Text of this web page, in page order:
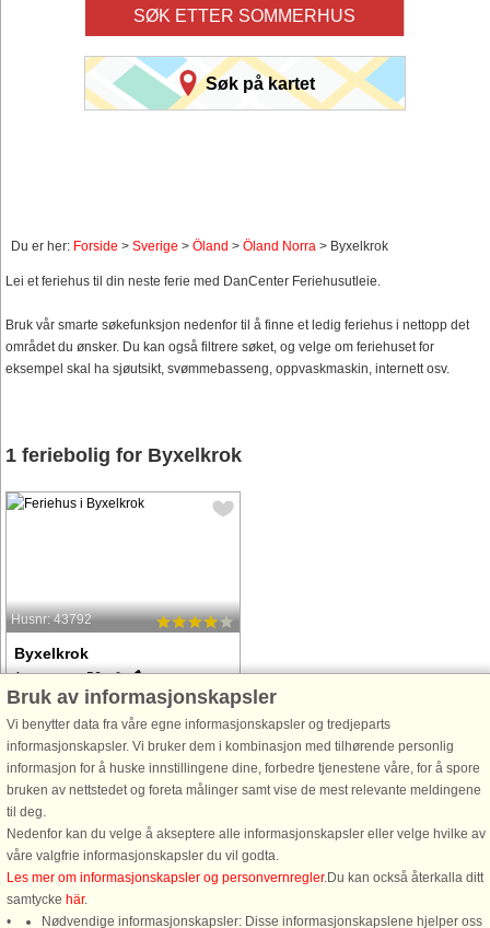
SØK ETTER SOMMERHUS
Søk på kartet
Du er her: Forside > Sverige > Öland > Öland Norra > Byxelkrok
Lei et feriehus til din neste ferie med DanCenter Feriehusutleie.
Bruk vår smarte søkefunksjon nedenfor til å finne et ledig feriehus i nettopp det
området du ønsker. Du kan også filtrere søket, og velge om feriehuset for
eksempel skal ha sjøutsikt, svømmebasseng, oppvaskmaskin, internett osv.
1 feriebolig for Byxelkrok
Husnr: 43792
Byxelkrok
4 personer, 56 m²
500 m til kyst.
Välkomna till Öland och denna
trevliga och ljusa stuga med närhet
till hamnen och stränderna i
Byxelkrok. Ni har bara 500 meter till
vattnet och ni når snabbt de vackra
stränderna till fots. Huset har ...
fra 8.347 NOK
Bruk av informasjonskapsler
Vi benytter data fra våre egne informasjonskapsler og tredjeparts
informasjonskapsler. Vi bruker dem i kombinasjon med tilhørende personlig
informasjon for å huske innstillingene dine, forbedre tjenestene våre, for å spore
bruken av nettstedet og foreta målinger samt vise de mest relevante meldingene
til deg.
Nedenfor kan du velge å akseptere alle informasjonskapsler eller velge hvilke av
våre valgfrie informasjonskapsler du vil godta.
Les mer om informasjonskapsler og personvernregler.Du kan också återkalla ditt
samtycke här.
Nødvendige informasjonskapsler: Disse informasjonskapslene hjelper oss